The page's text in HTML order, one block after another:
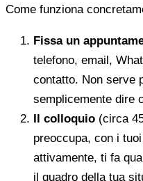
Come funziona
Fissa un
telefono, email,
contatto. Non serve
semplicemente dire
Il colloquio (circa
preoccupa, con i
attivamente, ti fa
il quadro della tua